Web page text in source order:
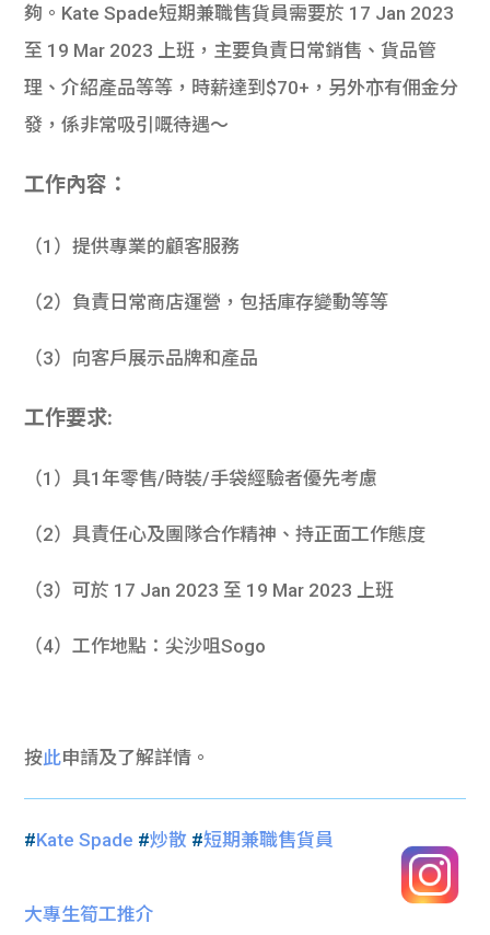
夠。Kate Spade短期兼職售貨員需要於 17 Jan 2023
至 19 Mar 2023 上班，主要負責日常銷售、貨品管
理、介紹產品等等，時薪達到$70+，另外亦有佣金分
發，係非常吸引嘅待遇～
工作內容：
（1）提供專業的顧客服務
（2）負責日常商店運營，包括庫存變動等等
（3）向客戶展示品牌和產品
工作要求:
（1）具1年零售/時裝/手袋經驗者優先考慮
（2）具責任心及團隊合作精神、持正面工作態度
（3）可於 17 Jan 2023 至 19 Mar 2023 上班
（4）工作地點：尖沙咀Sogo
按此申請及了解詳情。
#Kate Spade #炒散 #短期兼職售貨員
大專生筍工推介